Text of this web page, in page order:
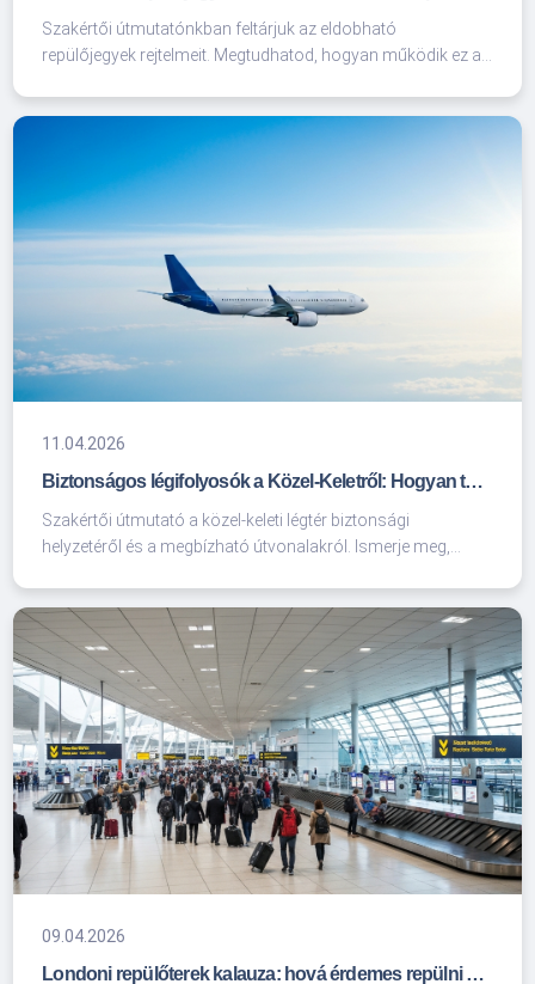
Szakértői útmutatónkban feltárjuk az eldobható
repülőjegyek rejtelmeit. Megtudhatod, hogyan működik ez a
11.04.2026
Biztonságos légifolyosók a Közel-Keletről: Hogyan tervezzünk gondtalan utazást?
Szakértői útmutató a közel-keleti légtér biztonsági
helyzetéről és a megbízható útvonalakról. Ismerje meg,
09.04.2026
Londoni repülőterek kalauza: hová érdemes repülni az Egyesült Államokból?